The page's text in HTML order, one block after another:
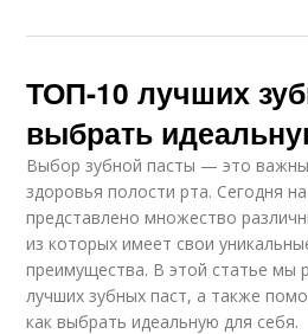
ТОП-10 лучших
выбрать
Выбор зубной пасты — это
здоровья полости рта. Сегодня
представлено множество
из которых имеет свои
преимущества. В этой статье мы
лучших зубных паст, а также
как выбрать идеальную для себя.